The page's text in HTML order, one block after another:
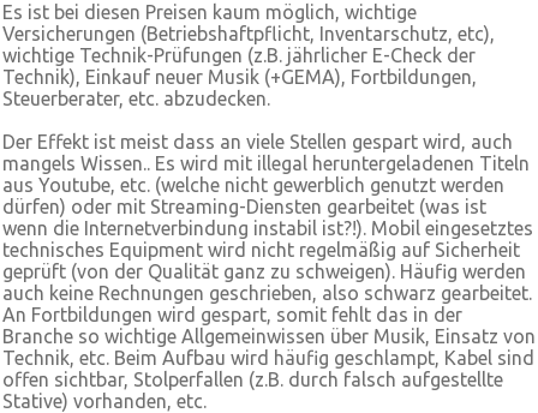
Es ist bei diesen Preisen kaum möglich, wichtige
Versicherungen (Betriebshaftpflicht, Inventarschutz, etc),
wichtige Technik-Prüfungen (z.B. jährlicher E-Check der
Technik), Einkauf neuer Musik (+GEMA), Fortbildungen,
Steuerberater, etc. abzudecken.
Der Effekt ist meist dass an viele Stellen gespart wird, auch
mangels Wissen.. Es wird mit illegal heruntergeladenen Titeln
aus Youtube, etc. (welche nicht gewerblich genutzt werden
dürfen) oder mit Streaming-Diensten gearbeitet (was ist
wenn die Internetverbindung instabil ist?!). Mobil eingesetztes
technisches Equipment wird nicht regelmäßig auf Sicherheit
geprüft (von der Qualität ganz zu schweigen). Häufig werden
auch keine Rechnungen geschrieben, also schwarz gearbeitet.
An Fortbildungen wird gespart, somit fehlt das in der
Branche so wichtige Allgemeinwissen über Musik, Einsatz von
Technik, etc. Beim Aufbau wird häufig geschlampt, Kabel sind
offen sichtbar, Stolperfallen (z.B. durch falsch aufgestellte
Stative) vorhanden, etc.